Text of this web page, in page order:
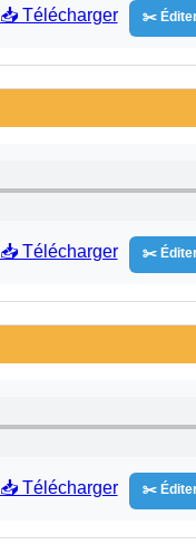
📥 Télécharger ✂️
📥 Télécharger ✂️
📥 Télécharger ✂️